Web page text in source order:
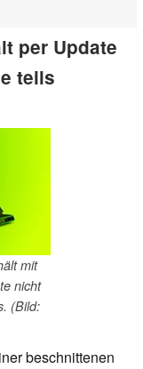
per Update
teils
mit
nicht
(Bild:
beschnittenen